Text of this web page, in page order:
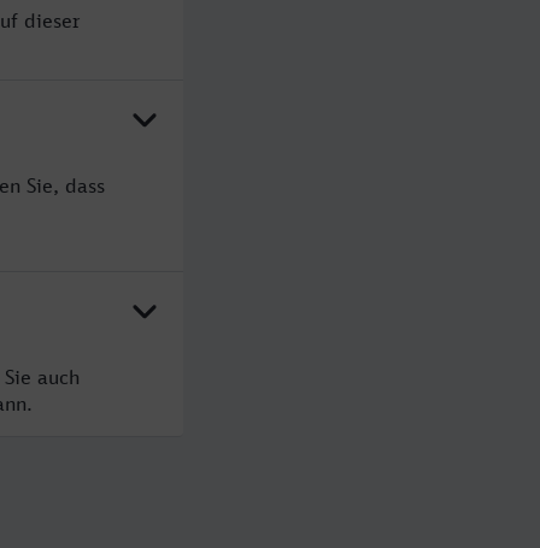
dieser
Sie, dass
auch